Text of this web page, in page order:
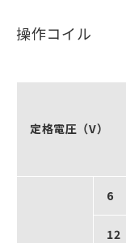
操作コイル
定格電圧（V）
6
12